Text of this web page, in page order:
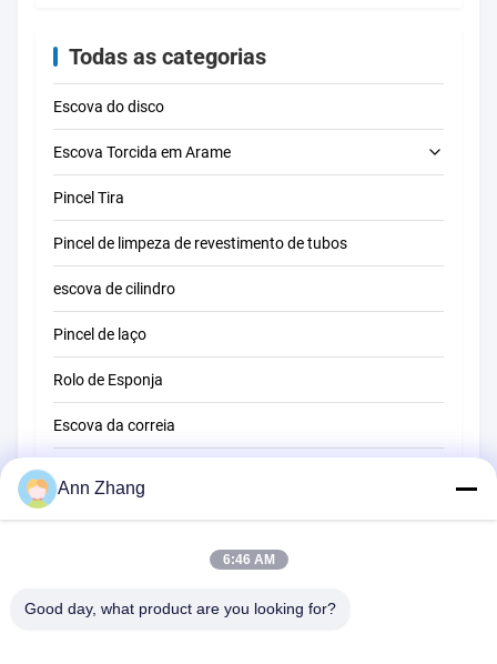
Todas as categorias
Escova do disco
Escova Torcida em Arame
escova de limpeza do tubo
escova de limpeza da palha
Pincel Tira
Pincel de limpeza de revestimento de tubos
escova de cilindro
Pincel de laço
Rolo de Esponja
Escova da correia
Escova de varredura
Escova de extremidade de arame
Ann Zhang
6:46 AM
Good day, what product are you looking for?